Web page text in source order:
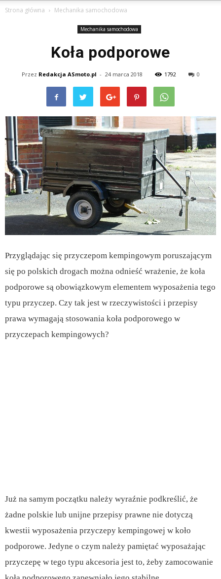
Strona główna Mechanika samochodowa
Mechanika samochodowa
Koła podporowe
Przez Redakcja ASmoto.pl - 24 marca 2018 1792 0
Przyglądając się przyczepom kempingowym poruszającym
się po polskich drogach można odnieść wrażenie, że koła
podporowe są obowiązkowym elementem wyposażenia tego
typu przyczep. Czy tak jest w rzeczywistości i przepisy
prawa wymagają stosowania koła podporowego w
przyczepach kempingowych?
Już na samym początku należy wyraźnie podkreślić, że
żadne polskie lub unijne przepisy prawne nie dotyczą
kwestii wyposażenia przyczepy kempingowej w koło
podporowe. Jedyne o czym należy pamiętać wyposażając
przyczepę w tego typu akcesoria jest to, żeby zamocowanie